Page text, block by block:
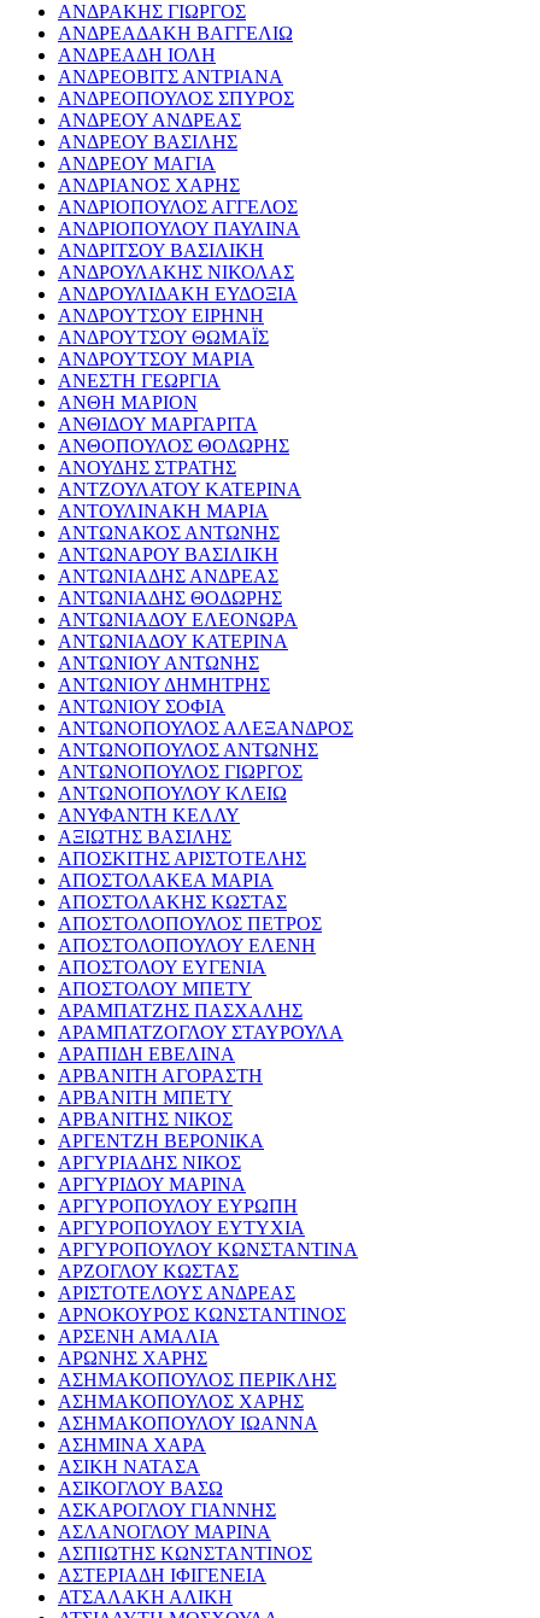
ΑΝΔΡΑΚΗΣ ΓΙΩΡΓΟΣ
ΑΝΔΡΕΑΔΑΚΗ ΒΑΓΓΕΛΙΩ
ΑΝΔΡΕΑΔΗ ΙΟΛΗ
ΑΝΔΡΕΟΒΙΤΣ ΑΝΤΡΙΑΝΑ
ΑΝΔΡΕΟΠΟΥΛΟΣ ΣΠΥΡΟΣ
ΑΝΔΡΕΟΥ ΑΝΔΡΕΑΣ
ΑΝΔΡΕΟΥ ΒΑΣΙΛΗΣ
ΑΝΔΡΕΟΥ ΜΑΓΙΑ
ΑΝΔΡΙΑΝΟΣ ΧΑΡΗΣ
ΑΝΔΡΙΟΠΟΥΛΟΣ ΑΓΓΕΛΟΣ
ΑΝΔΡΙΟΠΟΥΛΟΥ ΠΑΥΛΙΝΑ
ΑΝΔΡΙΤΣΟΥ ΒΑΣΙΛΙΚΗ
ΑΝΔΡΟΥΛΑΚΗΣ ΝΙΚΟΛΑΣ
ΑΝΔΡΟΥΛΙΔΑΚΗ ΕΥΔΟΞΙΑ
ΑΝΔΡΟΥΤΣΟΥ ΕΙΡΗΝΗ
ΑΝΔΡΟΥΤΣΟΥ ΘΩΜΑΪΣ
ΑΝΔΡΟΥΤΣΟΥ ΜΑΡΙΑ
ΑΝΕΣΤΗ ΓΕΩΡΓΙΑ
ΑΝΘΗ ΜΑΡΙΟΝ
ΑΝΘΙΔΟΥ ΜΑΡΓΑΡΙΤΑ
ΑΝΘΟΠΟΥΛΟΣ ΘΟΔΩΡΗΣ
ΑΝΟΥΔΗΣ ΣΤΡΑΤΗΣ
ΑΝΤΖΟΥΛΑΤΟΥ ΚΑΤΕΡΙΝΑ
ΑΝΤΟΥΛΙΝΑΚΗ ΜΑΡΙΑ
ΑΝΤΩΝΑΚΟΣ ΑΝΤΩΝΗΣ
ΑΝΤΩΝΑΡΟΥ ΒΑΣΙΛΙΚΗ
ΑΝΤΩΝΙΑΔΗΣ ΑΝΔΡΕΑΣ
ΑΝΤΩΝΙΑΔΗΣ ΘΟΔΩΡΗΣ
ΑΝΤΩΝΙΑΔΟΥ ΕΛΕΟΝΩΡΑ
ΑΝΤΩΝΙΑΔΟΥ ΚΑΤΕΡΙΝΑ
ΑΝΤΩΝΙΟΥ ΑΝΤΩΝΗΣ
ΑΝΤΩΝΙΟΥ ΔΗΜΗΤΡΗΣ
ΑΝΤΩΝΙΟΥ ΣΟΦΙΑ
ΑΝΤΩΝΟΠΟΥΛΟΣ ΑΛΕΞΑΝΔΡΟΣ
ΑΝΤΩΝΟΠΟΥΛΟΣ ΑΝΤΩΝΗΣ
ΑΝΤΩΝΟΠΟΥΛΟΣ ΓΙΩΡΓΟΣ
ΑΝΤΩΝΟΠΟΥΛΟΥ ΚΛΕΙΩ
ΑΝΥΦΑΝΤΗ ΚΕΛΛΥ
ΑΞΙΩΤΗΣ ΒΑΣΙΛΗΣ
ΑΠΟΣΚΙΤΗΣ ΑΡΙΣΤΟΤΕΛΗΣ
ΑΠΟΣΤΟΛΑΚΕΑ ΜΑΡΙΑ
ΑΠΟΣΤΟΛΑΚΗΣ ΚΩΣΤΑΣ
ΑΠΟΣΤΟΛΟΠΟΥΛΟΣ ΠΕΤΡΟΣ
ΑΠΟΣΤΟΛΟΠΟΥΛΟΥ ΕΛΕΝΗ
ΑΠΟΣΤΟΛΟΥ ΕΥΓΕΝΙΑ
ΑΠΟΣΤΟΛΟΥ ΜΠΕΤΥ
ΑΡΑΜΠΑΤΖΗΣ ΠΑΣΧΑΛΗΣ
ΑΡΑΜΠΑΤΖΟΓΛΟΥ ΣΤΑΥΡΟΥΛΑ
ΑΡΑΠΙΔΗ ΕΒΕΛΙΝΑ
ΑΡΒΑΝΙΤΗ ΑΓΟΡΑΣΤΗ
ΑΡΒΑΝΙΤΗ ΜΠΕΤΥ
ΑΡΒΑΝΙΤΗΣ ΝΙΚΟΣ
ΑΡΓΕΝΤΖΗ ΒΕΡΟΝΙΚΑ
ΑΡΓΥΡΙΑΔΗΣ ΝΙΚΟΣ
ΑΡΓΥΡΙΔΟΥ ΜΑΡΙΝΑ
ΑΡΓΥΡΟΠΟΥΛΟΥ ΕΥΡΩΠΗ
ΑΡΓΥΡΟΠΟΥΛΟΥ ΕΥΤΥΧΙΑ
ΑΡΓΥΡΟΠΟΥΛΟΥ ΚΩΝΣΤΑΝΤΙΝΑ
ΑΡΖΟΓΛΟΥ ΚΩΣΤΑΣ
ΑΡΙΣΤΟΤΕΛΟΥΣ ΑΝΔΡΕΑΣ
ΑΡΝΟΚΟΥΡΟΣ ΚΩΝΣΤΑΝΤΙΝΟΣ
ΑΡΣΕΝΗ ΑΜΑΛΙΑ
ΑΡΩΝΗΣ ΧΑΡΗΣ
ΑΣΗΜΑΚΟΠΟΥΛΟΣ ΠΕΡΙΚΛΗΣ
ΑΣΗΜΑΚΟΠΟΥΛΟΣ ΧΑΡΗΣ
ΑΣΗΜΑΚΟΠΟΥΛΟΥ ΙΩΑΝΝΑ
ΑΣΗΜΙΝΑ ΧΑΡΑ
ΑΣΙΚΗ ΝΑΤΑΣΑ
ΑΣΙΚΟΓΛΟΥ ΒΑΣΩ
ΑΣΚΑΡΟΓΛΟΥ ΓΙΑΝΝΗΣ
ΑΣΛΑΝΟΓΛΟΥ ΜΑΡΙΝΑ
ΑΣΠΙΩΤΗΣ ΚΩΝΣΤΑΝΤΙΝΟΣ
ΑΣΤΕΡΙΑΔΗ ΙΦΙΓΕΝΕΙΑ
ΑΤΣΑΛΑΚΗ ΑΛΙΚΗ